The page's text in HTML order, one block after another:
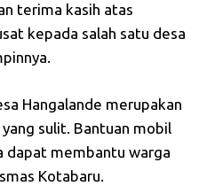
terima kasih atas
kepada salah satu desa
Hangalande merupakan
sulit. Bantuan mobil
dapat membantu warga
Kotabaru.